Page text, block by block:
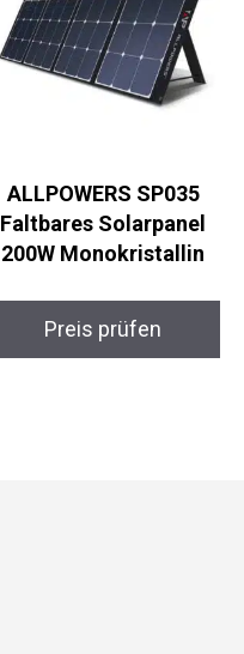
ALLPOWERS SP035
Faltbares Solarpanel
200W Monokristallin
Preis prüfen